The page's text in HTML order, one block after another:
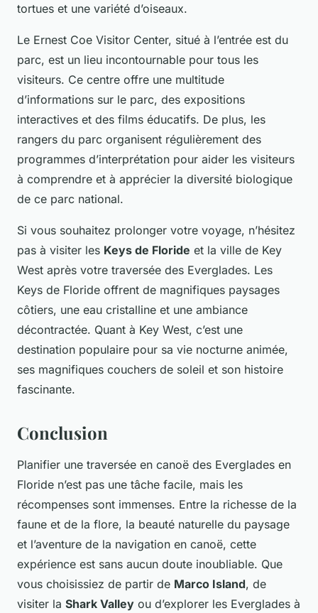
tortues et une variété d’oiseaux.
Le Ernest Coe Visitor Center, situé à l’entrée est du
parc, est un lieu incontournable pour tous les
visiteurs. Ce centre offre une multitude
d’informations sur le parc, des expositions
interactives et des films éducatifs. De plus, les
rangers du parc organisent régulièrement des
programmes d’interprétation pour aider les visiteurs
à comprendre et à apprécier la diversité biologique
de ce parc national.
Si vous souhaitez prolonger votre voyage, n’hésitez
pas à visiter les Keys de Floride et la ville de Key
West après votre traversée des Everglades. Les
Keys de Floride offrent de magnifiques paysages
côtiers, une eau cristalline et une ambiance
décontractée. Quant à Key West, c’est une
destination populaire pour sa vie nocturne animée,
ses magnifiques couchers de soleil et son histoire
fascinante.
Conclusion
Planifier une traversée en canoë des Everglades en
Floride n’est pas une tâche facile, mais les
récompenses sont immenses. Entre la richesse de la
faune et de la flore, la beauté naturelle du paysage
et l’aventure de la navigation en canoë, cette
expérience est sans aucun doute inoubliable. Que
vous choisissiez de partir de Marco Island, de
visiter la Shark Valley ou d’explorer les Everglades à